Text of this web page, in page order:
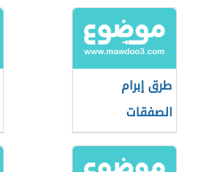
طرق إبرام
الصفقات
العمومية